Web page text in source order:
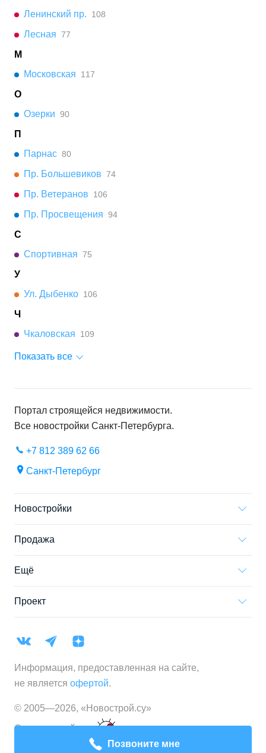
Позвоните мне
Ленинский пр. 108
Лесная 77
М
Московская
117
О
Озерки 90
П
Парнас 80
Пр. Большевиков 74
Пр. Ветеранов 106
Пр. Просвещения 94
С
Спортивная 75
У
Ул. Дыбенко 106
Ч
Чкаловская
109
Показать все
Портал строящейся недвижимости.
Все новостройки Санкт-Петербурга.
+7 812 389 62 66
Санкт-Петербург
Новостройки
Продажа
Ещё
Проект
Информация, предоставленная на сайте,
не является офертой.
© 2005—2026, «Новострой.су»
Создание сайта